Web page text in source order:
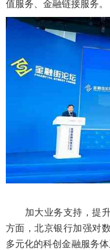
值服务、金融链接服务。
加大业务支持，提升
方面，北京银行加强对
多元化的科创金融服务